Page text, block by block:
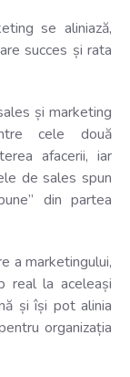
se aliniază,
succes și rata
și marketing
cele două
afacerii, iar
de sales spun
din partea
a marketingului,
real la aceleași
și își pot alinia
organizația